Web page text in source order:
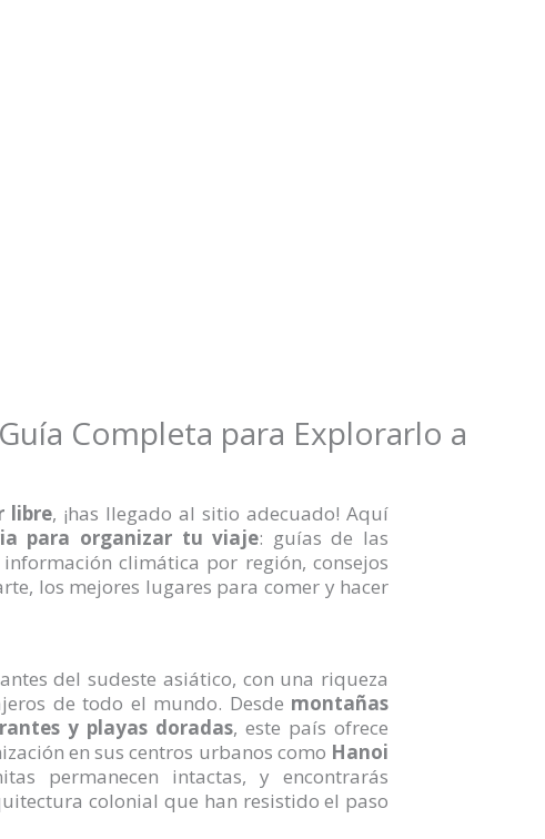
Completa para Explorarlo a
libre, ¡has llegado al sitio adecuado! Aquí
para organizar tu viaje: guías de las
climática por región, consejos
los mejores lugares para comer y hacer
del sudeste asiático, con una riqueza
de todo el mundo. Desde montañas
y playas doradas, este país ofrece
en sus centros urbanos como Hanoi
permanecen intactas, y encontrarás
colonial que han resistido el paso